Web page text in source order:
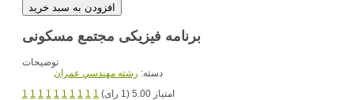
برنامه فیزیکی مجتمع مسکونی
توضیحات
دسته: رشته مهندسي عمران
1 1 1 1 1 1 1 1 1 1
امتیاز 5.00 (1 رای)